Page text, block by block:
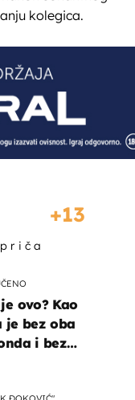
kolegica.
13
ovo? Kao
je bez oba
i bez